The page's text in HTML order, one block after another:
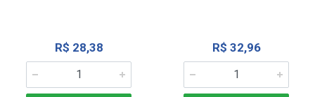
R$ 28,38 R$ 32,96